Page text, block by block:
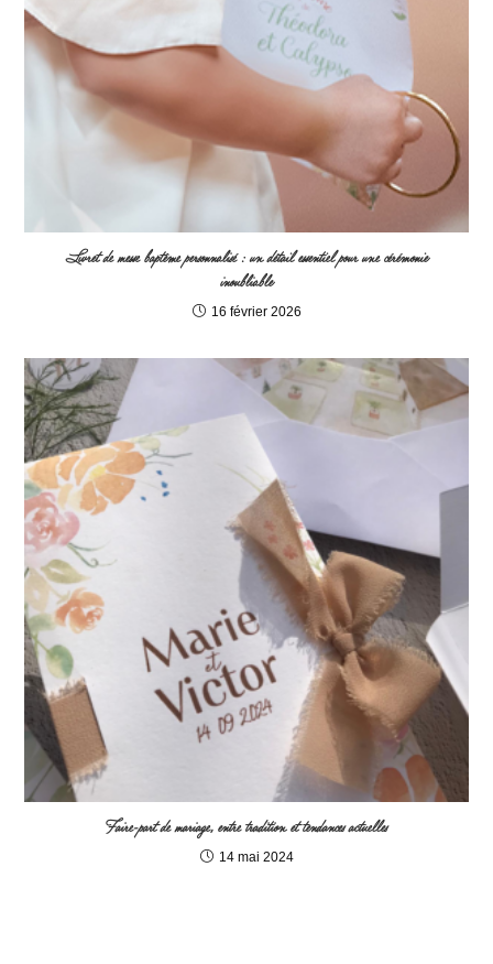
Livret de messe baptême personnalisé : un détail essentiel pour une cérémonie
inoubliable
16 février 2026
Faire-part de mariage, entre tradition et tendances actuelles
14 mai 2024